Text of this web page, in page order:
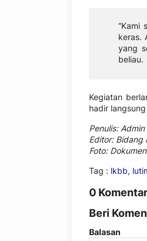
“Kami
keras.
yang
beliau.
Kegiatan
hadir
Penulis:
Editor: Bidang
Foto:
Tag : lkbb,
0 Komentar
Beri
Balasan